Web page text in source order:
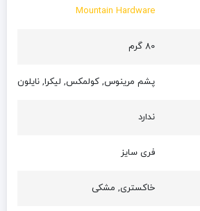
Mountain Hardware
80 گرم
پشم مرینوس, کولمکس, لیکرا, نایلون
ندارد
فری سایز
خاکستری, مشکی